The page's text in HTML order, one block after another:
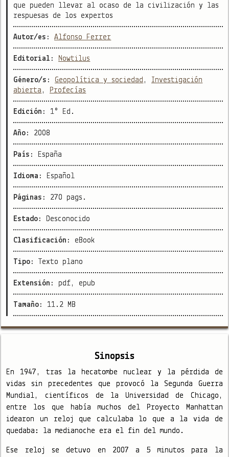
que pueden llevar al ocaso de la civilización y las
respuesas de los expertos
Autor/es:Alfonso Ferrer
Editorial: Nowtilus
Género/s: Geopolítica y sociedad , Investigación
abierta , Profecías
Edición: 1° Ed.
Año: 2008
País: España
Idioma: Español
Páginas: 270 pags.
Estado: Desconocido
Clasificación: eBook
Tipo: Texto plano
Extensión: pdf, epub
Tamaño: 11.2 MB
Sinopsis
En 1947, tras la hecatombe nuclear y la pérdida de
vidas sin precedentes que provocó la Segunda Guerra
Mundial, científicos de la Universidad de Chicago,
entre los que había muchos del Proyecto Manhattan
idearon un reloj que calculaba lo que a la vida de
quedaba: la medianoche era el fin del mundo.
Ese reloj se detuvo en 2007 a 5 minutos para la